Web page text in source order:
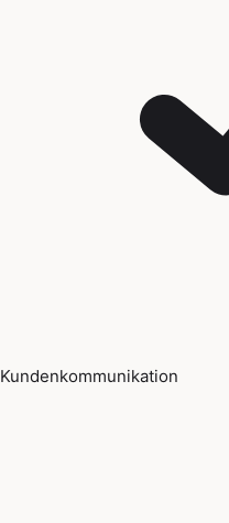
Kundenkommunikation